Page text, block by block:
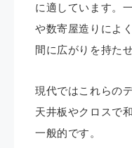
に適しています。
や数寄屋造りによ
間に広がりを持たせ
現代ではこれらの
天井板やクロスで
一般的です。